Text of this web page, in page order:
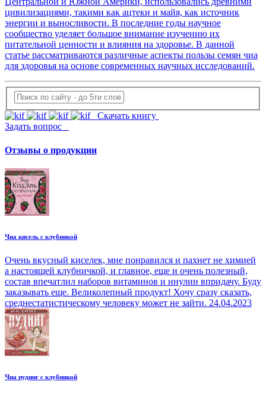
цивилизациями, такими как ацтеки и майя, как источник
энергии и выносливости. В последние годы научное
сообщество уделяет большое внимание изучению их
питательной ценности и влияния на здоровье. В данной
статье рассматриваются различные аспекты пользы семян чиа
для здоровья на основе современных научных исследований.
Скачать книгу
Задать вопрос
Отзывы о продукции
Чиа кисель с клубникой
Очень вкусный киселек, мне понравился и пахнет не химией
а настоящей клубничкой, и главное, еще и очень полезный,
состав впечатлил наборов витаминов и инулин впридачу. Буду
заказывать еще. Великолепный продукт! Хочу сразу сказать,
среднестатистическому человеку может не зайти. 24.04.2023
Чиа пудинг с клубникой